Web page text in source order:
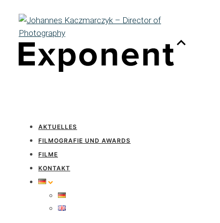
AKTUELLES
FILMOGRAFIE UND AWARDS
FILME
KONTAKT